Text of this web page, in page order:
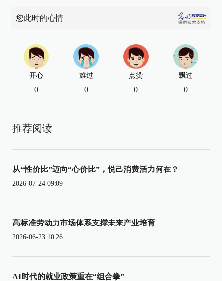
您此时的心情
开心
0
难过
0
点赞
0
飘过
0
推荐阅读
从“性价比”迈向“心价比”，悦己消费活力何在？
2026-07-24 09:09
高标准劳动力市场体系支撑未来产业培育
2026-06-23 10:26
AI时代的就业政策重在“组合拳”